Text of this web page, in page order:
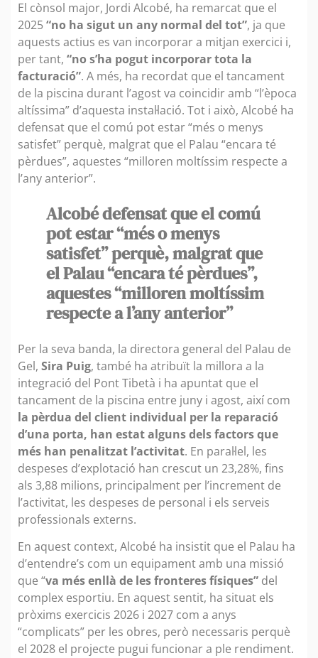
El cònsol major, Jordi Alcobé, ha remarcat que el
2025“no ha sigut un any normal del tot”, ja que
aquests actius es van incorporar a mitjan exercici i,
per tant, “no s’ha pogut incorporar tota la
facturació”. A més, ha recordat que el tancament
de la piscina durant l’agost va coincidir amb “l’època
altíssima” d’aquesta instal·lació. Tot i això, Alcobé ha
defensat que el comú pot estar “més o menys
satisfet” perquè, malgrat que el Palau “encara té
pèrdues”, aquestes “milloren moltíssim respecte a
l’any anterior”.
Alcobé defensat que el comú
pot estar “més o menys
satisfet” perquè, malgrat que
el Palau “encara té pèrdues”,
aquestes “milloren moltíssim
respecte a l’any anterior”
Per la seva banda, la directora general del Palau de
Gel, Sira Puig, també ha atribuït la millora a la
integració del Pont Tibetà i ha apuntat que el
tancament de la piscina entre juny i agost, així com
la pèrdua del client individual per la reparació
d’una porta, han estat alguns dels factors que
més han penalitzat l’activitat. En paral·lel, les
despeses d’explotació han crescut un 23,28%, fins
als 3,88 milions, principalment per l’increment de
l’activitat, les despeses de personal i els serveis
professionals externs.
En aquest context, Alcobé ha insistit que el Palau ha
d’entendre’s com un equipament amb una missió
que “va més enllà de les fronteres físiques” del
complex esportiu. En aquest sentit, ha situat els
pròxims exercicis 2026 i 2027 com a anys
“complicats” per les obres, però necessaris perquè
el 2028 el projecte pugui funcionar a ple rendiment.